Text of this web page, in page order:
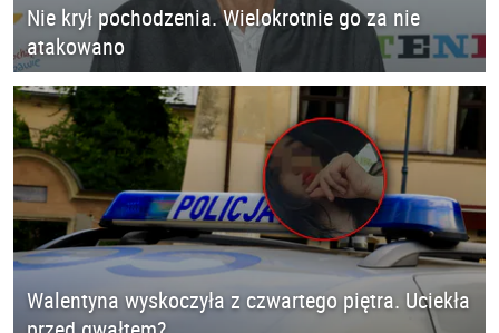
Nie krył pochodzenia. Wielokrotnie go za nie
atakowano
Walentyna wyskoczyła z czwartego piętra. Uciekła